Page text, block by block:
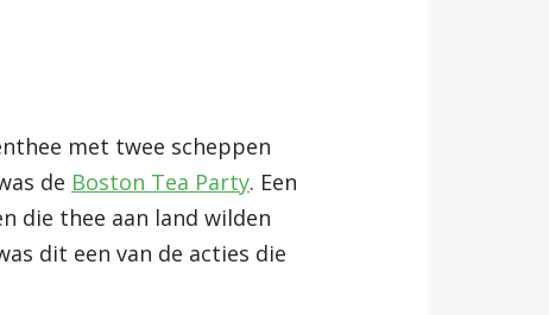
met twee scheppen
de Boston Tea Party. Een
die thee aan land wilden
dit een van de acties die